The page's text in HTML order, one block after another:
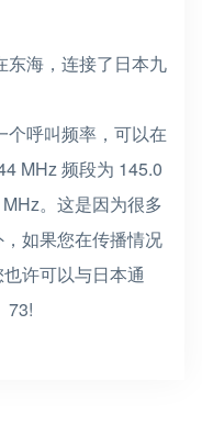
东海，连接了日本九
个呼叫频率，可以在
MHz 频段为 145.0
。这是因为很多
如果您在传播情况
许可以与日本通
73!